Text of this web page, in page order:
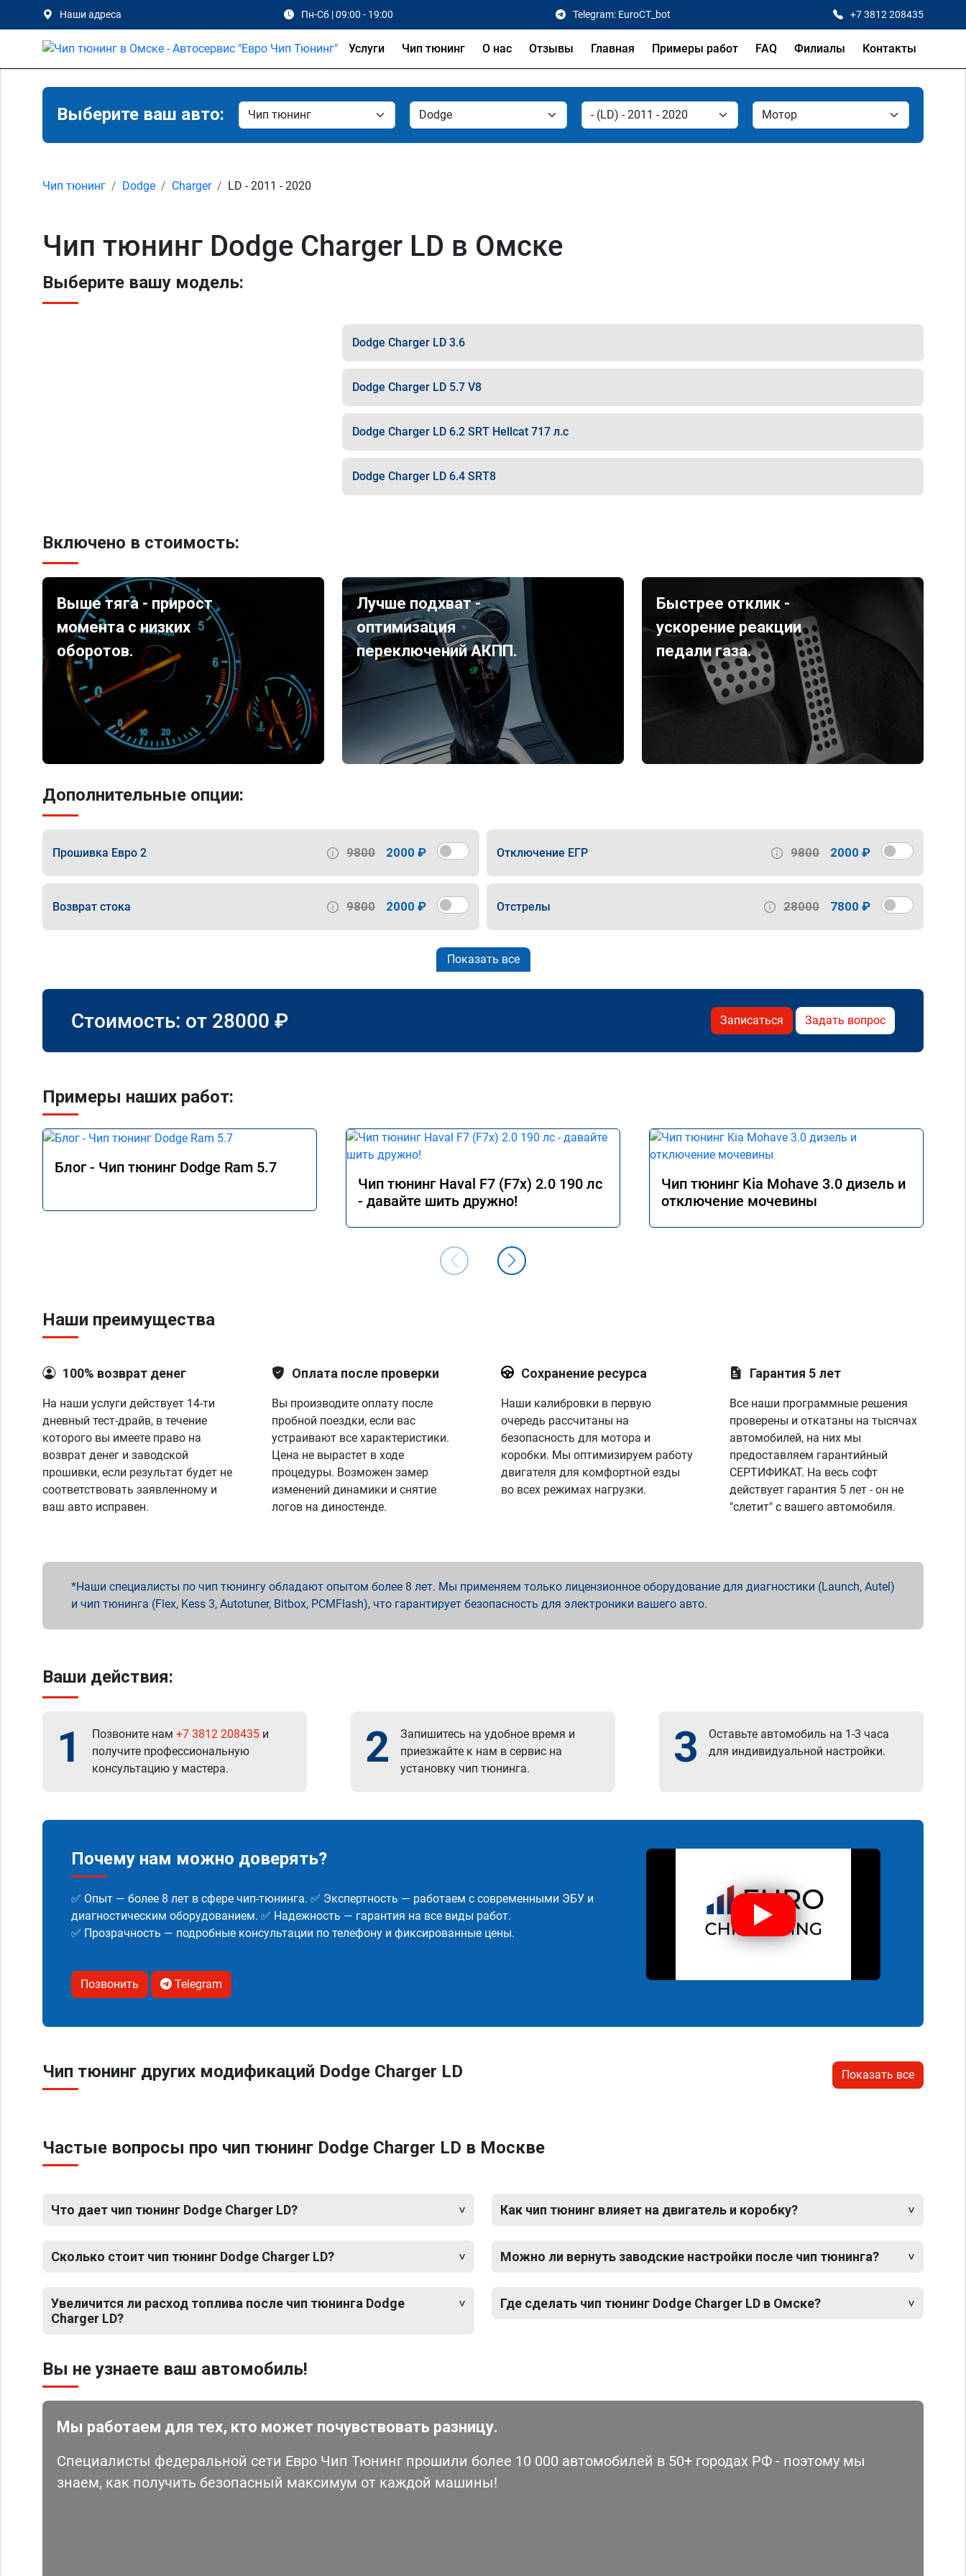
Наши адреса Пн-Сб | 09:00 - 19:00 Telegram: EuroCT_bot +7 3812 208435
Услуги Чип тюнинг О нас Отзывы Главная Примеры работ FAQ Филиалы Контакты
Выберите ваш авто:
Чип тюнинг Dodge Charger LD - 2011 - 2020
Чип тюнинг Dodge Charger LD в Омске
Выберите вашу модель:
Dodge Charger LD 3.6
Dodge Charger LD 5.7 V8
Dodge Charger LD 6.2 SRT Hellcat 717 л.с
Dodge Charger LD 6.4 SRT8
Включено в стоимость:
Выше тяга - прирост
момента с низких
оборотов.
Лучше подхват -
оптимизация
переключений АКПП.
Быстрее отклик -
ускорение реакции
педали газа.
Дополнительные опции:
Прошивка Евро 2 9800 2000 ₽ Отключение ЕГР 9800 2000 ₽
Возврат стока 9800 2000 ₽ Отстрелы 28000 7800 ₽
Показать все
Стоимость: от 28000 ₽ Записаться Задать вопрос
Примеры наших работ:
Блог - Чип тюнинг Dodge Ram 5.7
Чип тюнинг Haval F7 (F7x) 2.0 190 лс
- давайте шить дружно!
Чип тюнинг Kia Mohave 3.0 дизель и
отключение мочевины
Наши преимущества
100% возврат денег
На наши услуги действует 14-ти
дневный тест-драйв, в течение
которого вы имеете право на
возврат денег и заводской
прошивки, если результат будет не
соответствовать заявленному и
ваш авто исправен.
Оплата после проверки
Вы производите оплату после
пробной поездки, если вас
устраивают все характеристики.
Цена не вырастет в ходе
процедуры. Возможен замер
изменений динамики и снятие
логов на диностенде.
Сохранение ресурса
Наши калибровки в первую
очередь рассчитаны на
безопасность для мотора и
коробки. Мы оптимизируем работу
двигателя для комфортной езды
во всех режимах нагрузки.
Гарантия 5 лет
Все наши программные решения
проверены и откатаны на тысячах
автомобилей, на них мы
предоставляем гарантийный
СЕРТИФИКАТ. На весь софт
действует гарантия 5 лет - он не
"слетит" с вашего автомобиля.
Наши специалисты по чип тюнингу обладают опытом более 8 лет. Мы применяем только лицензионное оборудование для диагностики (Launch, Autel)
и чип тюнинга (Flex, Kess 3, Autotuner, Bitbox, PCMFlash), что гарантирует безопасность для электроники вашего авто.
Ваши действия:
1 Позвоните нам +7 3812 208435 и
получите профессиональную
консультацию у мастера.
2
Запишитесь на удобное время и
приезжайте к нам в сервис на
установку чип тюнинга.
3
Оставьте автомобиль на 1-3 часа
для индивидуальной настройки.
Почему нам можно доверять?
✅ Опыт — более 8 лет в сфере чип-тюнинга. ✅ Экспертность — работаем с современными ЭБУ и
диагностическим оборудованием. ✅ Надежность — гарантия на все виды работ.
✅ Прозрачность — подробные консультации по телефону и фиксированные цены.
Позвонить Telegram
Чип тюнинг других модификаций Dodge Charger LD Показать все
Частые вопросы про чип тюнинг Dodge Charger LD в Москве
Что дает чип тюнинг Dodge Charger LD?
Сколько стоит чип тюнинг Dodge Charger LD?
Увеличится ли расход топлива после чип тюнинга Dodge
Charger LD?
Как чип тюнинг влияет на двигатель и коробку?
Можно ли вернуть заводские настройки после чип тюнинга?
Где сделать чип тюнинг Dodge Charger LD в Омске?
Вы не узнаете ваш автомобиль!
Мы работаем для тех, кто может почувствовать разницу.
Специалисты федеральной сети Евро Чип Тюнинг прошили более 10 000 автомобилей в 50+ городах РФ - поэтому мы
знаем, как получить безопасный максимум от каждой машины!